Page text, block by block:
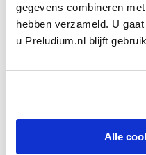
gegevens combineren
hebben verzameld. U
u Preludium.nl blijft
Alle